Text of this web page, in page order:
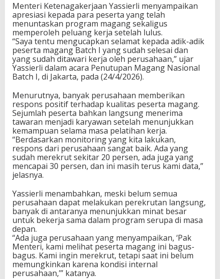
Menteri Ketenagakerjaan Yassierli menyampaikan
apresiasi kepada para peserta yang telah
menuntaskan program magang sekaligus
memperoleh peluang kerja setelah lulus.
“Saya tentu mengucapkan selamat kepada adik-adik
peserta magang Batch I yang sudah selesai dan
yang sudah ditawari kerja oleh perusahaan,” ujar
Yassierli dalam acara Penutupan Magang Nasional
Batch I, di Jakarta, pada (24/4/2026).
Menurutnya, banyak perusahaan memberikan
respons positif terhadap kualitas peserta magang.
Sejumlah peserta bahkan langsung menerima
tawaran menjadi karyawan setelah menunjukkan
kemampuan selama masa pelatihan kerja.
“Berdasarkan monitoring yang kita lakukan,
respons dari perusahaan sangat baik. Ada yang
sudah merekrut sekitar 20 persen, ada juga yang
mencapai 30 persen, dan ini masih terus kami data,”
jelasnya.
Yassierli menambahkan, meski belum semua
perusahaan dapat melakukan perekrutan langsung,
banyak di antaranya menunjukkan minat besar
untuk bekerja sama dalam program serupa di masa
depan.
“Ada juga perusahaan yang menyampaikan, ‘Pak
Menteri, kami melihat peserta magang ini bagus-
bagus. Kami ingin merekrut, tetapi saat ini belum
memungkinkan karena kondisi internal
perusahaan,’” katanya.